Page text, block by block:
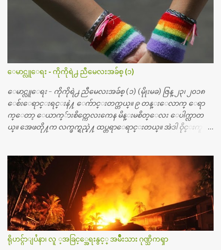
ယ္။ ေဆးစစ္၊ေဆးဝယ္၊ ခြဲစိတ္ကု၊ အရိုးအစားထိုးပစၥည္း စတဲ့စရိ
တ္ေတြနဲ႔ေဆးရံုမွာ ၂ ပတ္ေနထိုင္စရိတ္ သိန္း ၇၀ ေလာက္ ကုန္သြား
ပါတယ္။ သူငယ္ခ်င္းျဖစ္သူကို လာေတြ႔ရင္း ဟိုတယ္လို သန္႔ရွင္းသ
ပ္ရပ္တဲ့ ဝိတိုရိယေဆးရံုမွာ စီတီစကင္ နဲ႔ အမ္အာအိုင္1 စက္ခန္းကိုေ
တြ႔လို႔ေမးၾကည့္ေတာ့ တခါစမ္းရင္ က်ပ္တသိန္းေက်ာ္ က်သင့္
တယ္သိရပါတယ္။ တခါတေလ ကိုယ္လက္ေျခ၊ ဦးေႏွာက္ေတြ အေသး
စိတ္ၾကည့္လိုရင္ ဒီစက္ၾကီးေတြနဲ႔ စမ္းသပ္ရပါတယ္။ ခႏၱာကိုယ္အစိတ္ပို
င္း ကလီစာေတြကိုၾကည့္ရႈတဲ့ အာလထရာေဆာင္း2 စက္ေတြ
ကေတာ့ ေစ်းသိပ္မႀကီးလို႔ ျမန္မာျပည္ေဆးရံုတိုင္းရွိပါတယ္။
တစ္ခါစမ္းရင္ က်ပ္တစ္ေသာင္းေလာက္ က်သင့္ပါတယ္။ စာေရးသူ လြ
န္ခဲ့တဲ့ (၂)...
ေမာင္လူေရး - ကိုကိုရဲ႕ ညီမေလးအခ်စ္ (၁)
ေမာင္လူေရး - ကိုကိုရဲ႕ ညီမေလးအခ်စ္ (၁) (မိုုးမခ) ဇြန္ ၂၃၊ ၂၀၁၈
ေစ်းေရာင္းရင္းနဲ႔ ေက်ာင္းတက္တယ္။ ၉ တန္းေလာက္ ေရာ
က္ေတာ့ ေယာက္်ားစိတ္ကေလးကေန မိန္းမစိတ္ေလး ေပါက္လာတ
ယ္။ အေဖတို႔က လက္ဖက္ရည္နဲ႔ ထပ္တရာေရာင္းတယ္။ အဲဒါ ဝိုင္းကူ
တယ္။ ပန္းပန္တယ္။ မိန္းကေလး အဝတ္အစားေတြကိုလည္း ခုိးဝတ္တ
ယ္။ မိန္းမစိတ္ရွိေတာ့ ရွိေပမယ့္ ကိုယ့္ကိုယ္ကို မိန္းမစိတ္ေပါက္မွန္း
သိတာက ၉ တန္း၊ ၁၀ တန္းေလာက္ကမွ။ ညီအစ္ကို ေမာင္နွမ အားလံုး ၆
ေယာက္ရွိတယ္။ အစ္ကို ၃ ေယာက္၊ အစ္မ ႏွစ္ေယာက္။ အစ္ကိုေတြက
လည္း သူ႔ အေပါင္းအသင္းနဲ႔ သူဆိုေတာ့ အမေတြနဲ႔ဘဲ ေပါ
င္းတယ္။ ျပီးေတာ့ အေဖကလည္း ေယာက္်ားဆုိ ေယာ
က္်ားေလးလုိဘဲ ေနေစခ်င္တယ္။ အေဖ့ကို ေၾကာက္လည္း ေၾကာ
က္ရတယ္။ ေယာက္်ားဘဝဆုိတာ ျမင့္ျမတ္တယ္ေပါ့။ ေယာ
ရိုဟင္ဂ်ာျပႆနာ၊ လူ ့အခြင့္အေရးနွင့္ အမ်ိဳးသား ဂုဏ္သိကၡာ